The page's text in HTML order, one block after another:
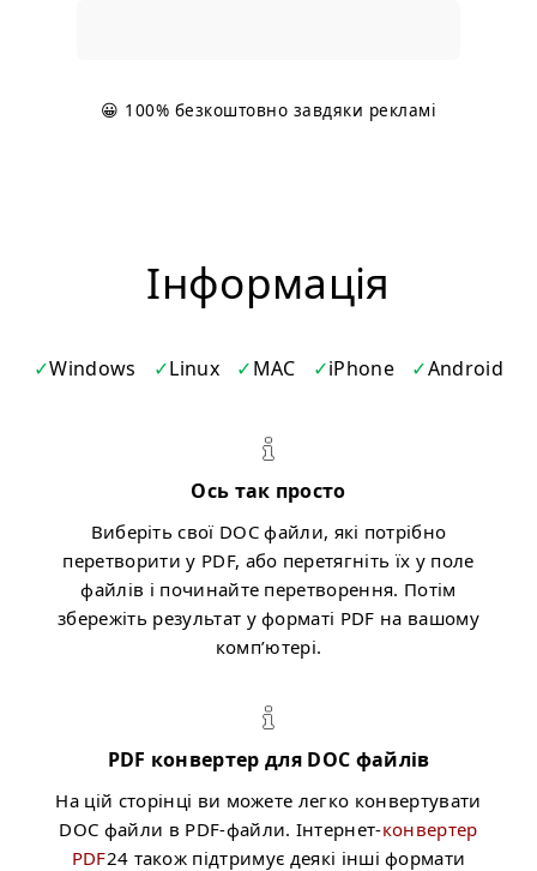
😀 100% безкоштовно завдяки рекламі
Iнформація
Windows Linux MAC iPhone Android
Ось так просто
Виберіть свої DOC файли, які потрібно
перетворити у PDF, або перетягніть їх у поле
файлів і починайте перетворення. Потім
збережіть результат у форматі PDF на вашому
комп’ютері.
PDF конвертер для DOC файлів
На цій сторінці ви можете легко конвертувати
DOC файли в PDF-файли. Інтернет-конвертер
PDF24 також підтримує деякі інші формати